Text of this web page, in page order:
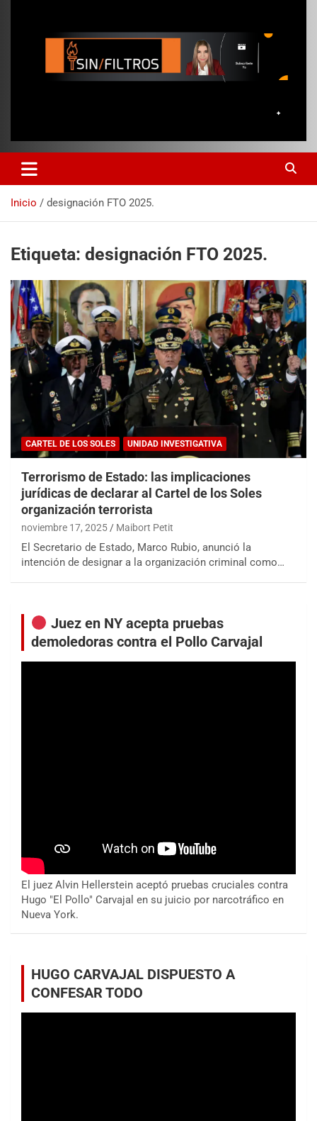
Inicio designación FTO 2025.
Etiqueta: designación FTO 2025.
CARTEL DE LOS SOLES UNIDAD INVESTIGATIVA
Terrorismo de Estado: las implicaciones
jurídicas de declarar al Cartel de los Soles
organización terrorista
noviembre 17, 2025 Maibort Petit
El Secretario de Estado, Marco Rubio, anunció la
intención de designar a la organización criminal como…
Juez en NY acepta pruebas
demoledoras contra el Pollo Carvajal
El juez Alvin Hellerstein aceptó pruebas cruciales contra
Hugo "El Pollo" Carvajal en su juicio por narcotráfico en
Nueva York.
HUGO CARVAJAL DISPUESTO A
CONFESAR TODO